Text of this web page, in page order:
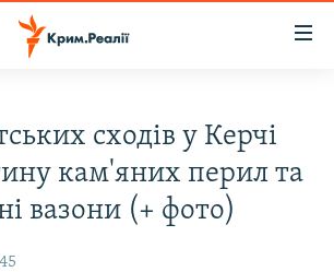
сходів у Керчі
кам'яних перил та
вазони (+ фото)